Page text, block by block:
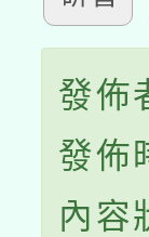
發佈
發佈
內容